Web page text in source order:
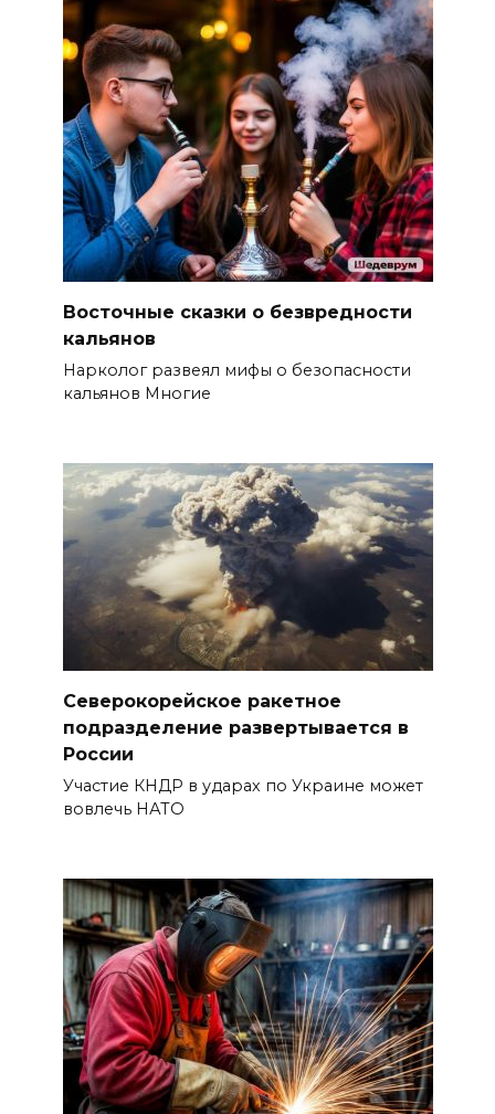
Восточные сказки о безвредности
кальянов
Нарколог развеял мифы о безопасности
кальянов Многие
Северокорейское ракетное
подразделение развертывается в
России
Участие КНДР в ударах по Украине может
вовлечь НАТО